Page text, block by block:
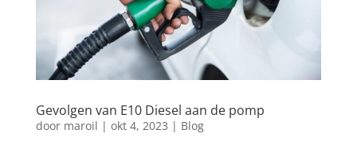
Gevolgen van E10 Diesel aan de pomp
door maroil | okt 4, 2023 | Blog